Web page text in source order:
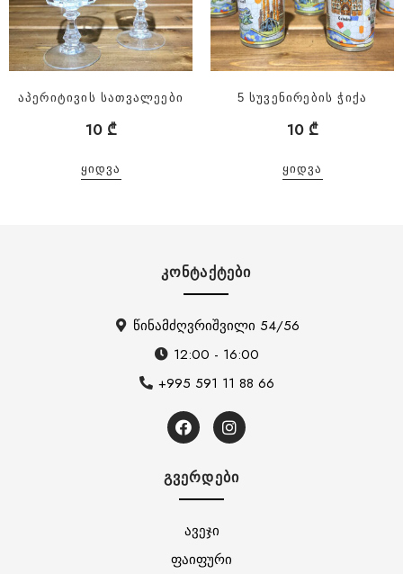
აპერიტივის სათვალეები
10 ₾
ᲧᲘᲓᲕᲐ
5 სუვენირების ჭიქა
10 ₾
ᲧᲘᲓᲕᲐ
ᲙᲝᲜᲢᲐᲥᲢᲔᲑᲘ
წინამძღვრიშვილი 54/56
12:00 - 16:00
+995 591 11 88 66
ᲒᲕᲔᲠᲓᲔᲑᲘ
ავეჯი
ფაიფური